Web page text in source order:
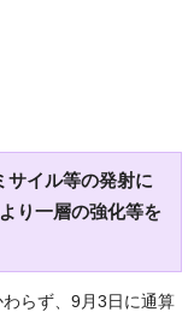
サイル等の発射に
り一層の強化等を
らず、9月3日に通算